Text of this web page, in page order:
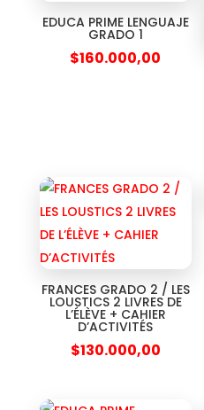
EDUCA PRIME LENGUAJE
GRADO 1
$160.000,00
FRANCES GRADO 2 / LES
LOUSTICS 2 LIVRES DE
L’ÉLÈVE + CAHIER
D’ACTIVITÉS
$130.000,00